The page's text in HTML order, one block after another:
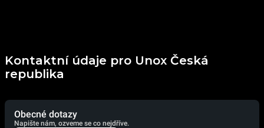
Kontaktní údaje pro Unox Česká
republika
Obecné dotazy
Napište nám, ozveme se co nejdříve.